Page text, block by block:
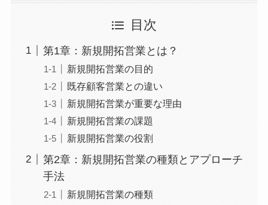
目次
第1章：新規開拓営業とは？
新規開拓営業の目的
既存顧客営業との違い
新規開拓営業が重要な理由
新規開拓営業の課題
新規開拓営業の役割
第2章：新規開拓営業の種類とアプローチ
手法
新規開拓営業の種類